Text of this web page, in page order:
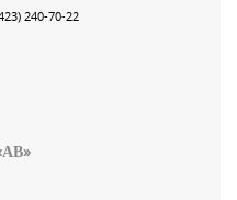
240-70-22